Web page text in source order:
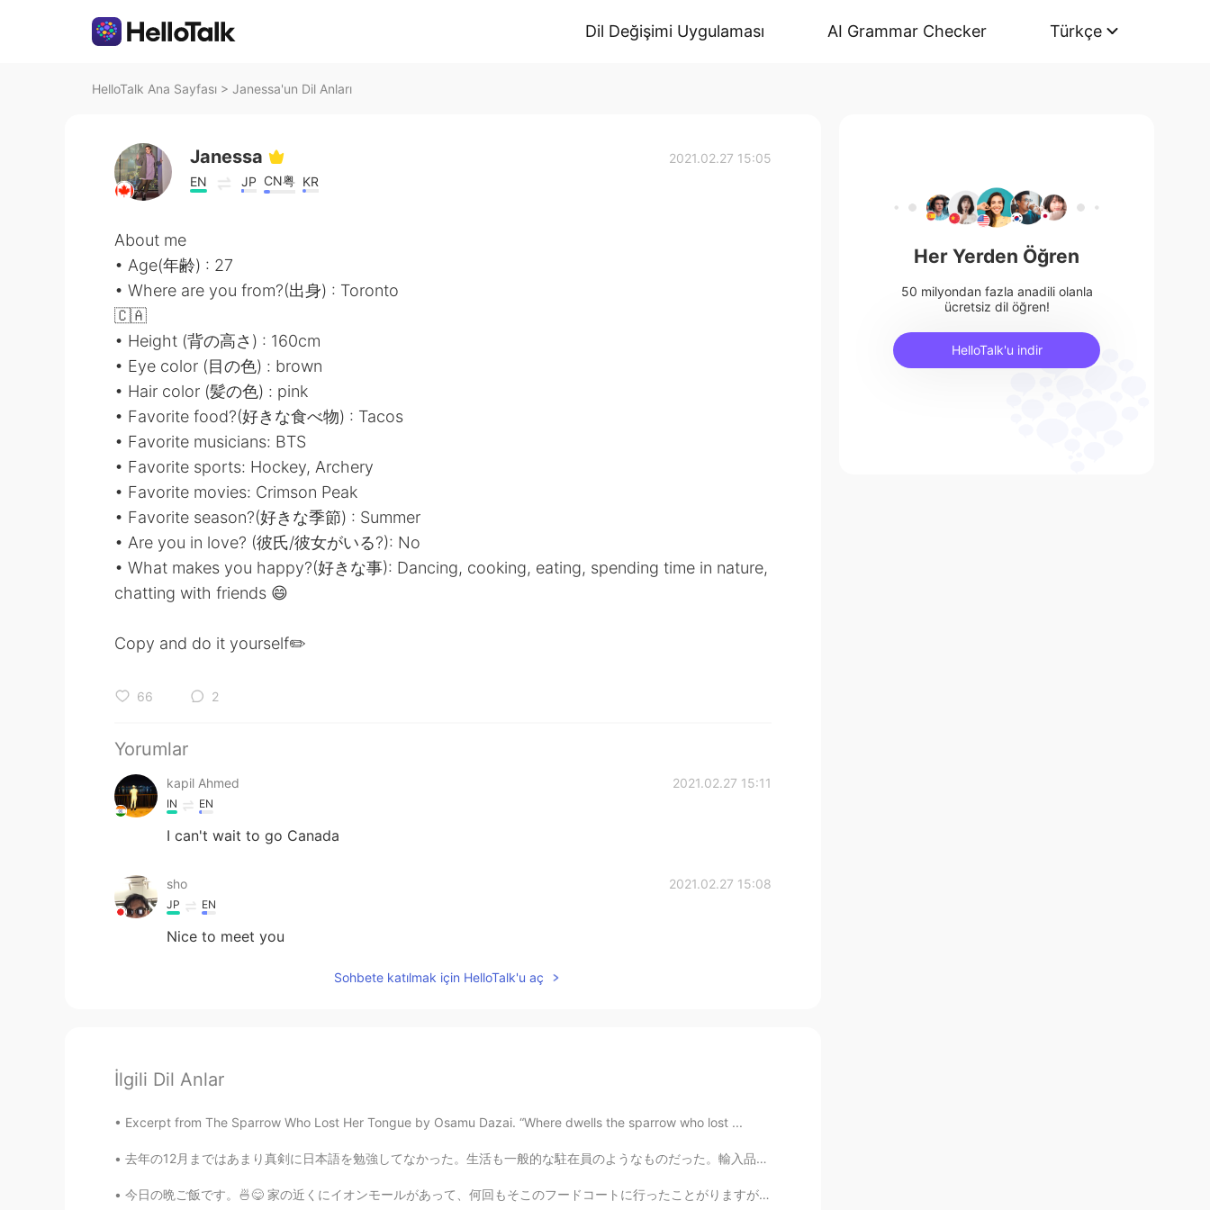
Dil Değişimi Uygulaması AI Grammar Checker Türkçe
HelloTalk Ana Sayfası > Janessa'un Dil Anları
Janessa
EN JP CN粤 KR
2021.02.27 15:05
About me
• Age(年齢) : 27
• Where are you from?(出身) : Toronto
🇨🇦
• Height (背の高さ) : 160cm
• Eye color (目の色) : brown
• Hair color (髪の色) : pink
• Favorite food?(好きな食べ物) : Tacos
• Favorite musicians: BTS
• Favorite sports: Hockey, Archery
• Favorite movies: Crimson Peak
• Favorite season?(好きな季節) : Summer
• Are you in love? (彼氏/彼女がいる?): No
• What makes you happy?(好きな事): Dancing, cooking, eating, spending time in nature,
chatting with friends 😄
Copy and do it yourself✏️
66 2
Yorumlar
kapil Ahmed 2021.02.27 15:11
IN EN
I can't wait to go Canada
sho 2021.02.27 15:08
JP EN
Nice to meet you
Sohbete katılmak için HelloTalk'u aç
İlgili Dil Anlar
Excerpt from The Sparrow Who Lost Her Tongue by Osamu Dazai. “Where dwells the sparrow who lost ...
去年の12月まではあまり真剣に日本語を勉強してなかった。生活も一般的な駐在員のようなものだった。輸入品ばかりのスーパーでしか買い物しなかったり、英語版のアプリしか使わなかったり、英語のニュースし...
今日の晩ご飯です。🍜😋 家の近くにイオンモールがあって、何回もそこのフードコートに行ったことがりますが、そこの台湾まぜそばを食べたことがなかったです。😅 今日仕事のあと、英語で話すMeetu...
Her Yerden Öğren
50 milyondan fazla anadili olanla
ücretsiz dil öğren!
HelloTalk'u indir